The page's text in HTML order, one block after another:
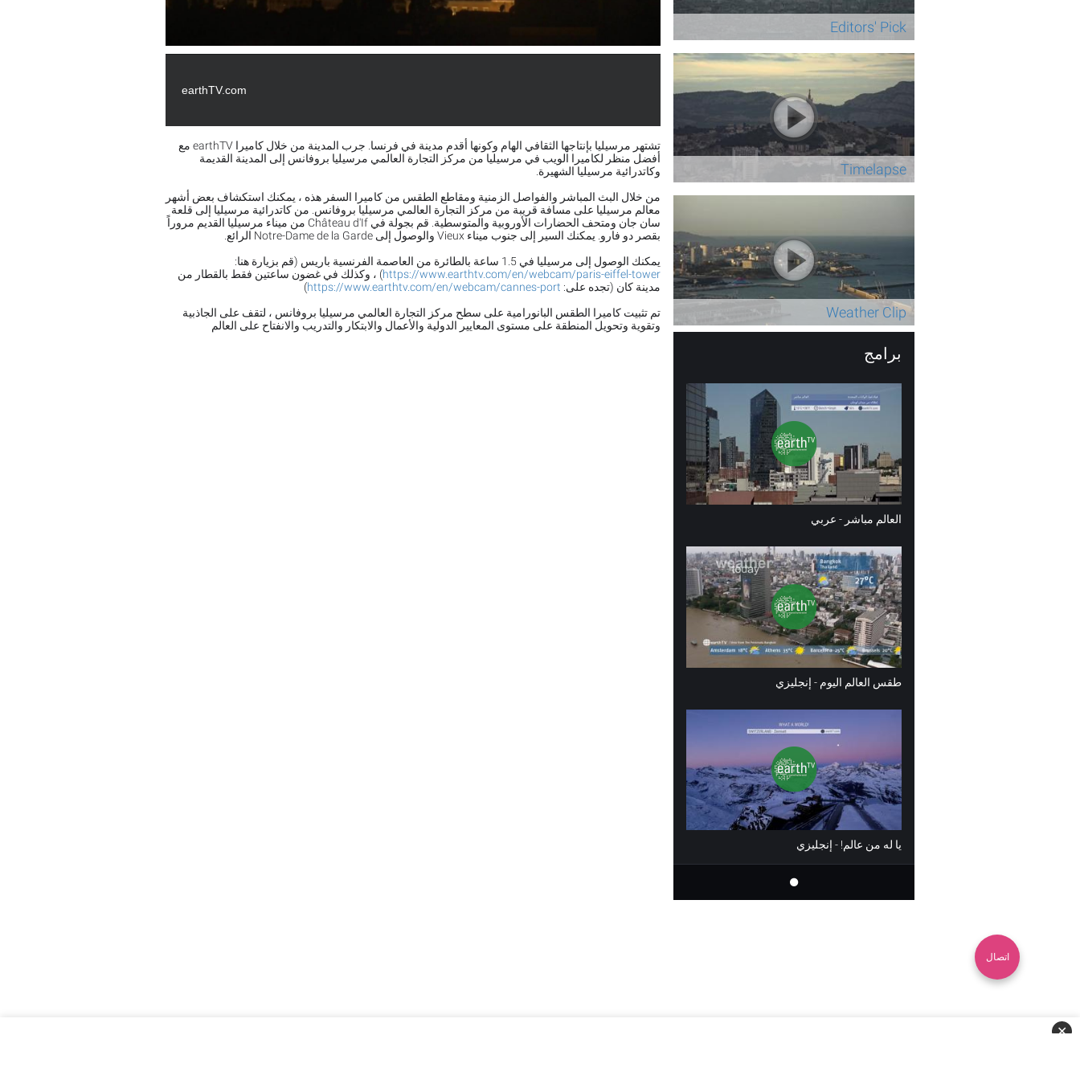
earthTV.com
تشتهر مرسيليا بإنتاجها الثقافي الهام وكونها أقدم مدينة في فرنسا. جرب المدينة من خلال كاميرا earthTV مع
أفضل منظر لكاميرا الويب في مرسيليا من مركز التجارة العالمي مرسيليا بروفانس إلى المدينة القديمة
وكاتدرائية مرسيليا الشهيرة.
من خلال البث المباشر والفواصل الزمنية ومقاطع الطقس من كاميرا السفر هذه ، يمكنك استكشاف بعض أشهر
معالم مرسيليا على مسافة قريبة من مركز التجارة العالمي مرسيليا بروفانس. من كاتدرائية مرسيليا إلى قلعة
سان جان ومتحف الحضارات الأوروبية والمتوسطية. قم بجولة في Château d'If من ميناء مرسيليا القديم مروراً
بقصر دو فارو. يمكنك السير إلى جنوب ميناء Vieux والوصول إلى Notre-Dame de la Garde الرائع.
يمكنك الوصول إلى مرسيليا في 1.5 ساعة بالطائرة من العاصمة الفرنسية باريس (قم بزيارة هنا:
https://www.earthtv.com/en/webcam/paris-eiffel-tower) ، وكذلك في غضون ساعتين فقط بالقطار من
مدينة كان (تجده على: https://www.earthtv.com/en/webcam/cannes-port
)
تم تثبيت كاميرا الطقس البانورامية على سطح مركز التجارة العالمي مرسيليا بروفانس ، لتقف على الجاذبية
وتقوية وتحويل المنطقة على مستوى المعايير الدولية والأعمال والابتكار والتدريب والانفتاح على العالم
Editors' Pick
Timelapse
Weather Clip
برامج
العالم مباشر - عربي
طقس العالم اليوم - إنجليزي
يا له من عالم! - إنجليزي
✕
اتصال